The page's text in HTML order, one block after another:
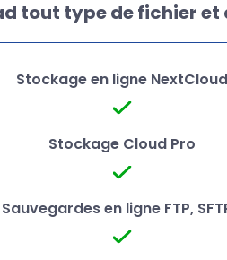
tout type de fichier et